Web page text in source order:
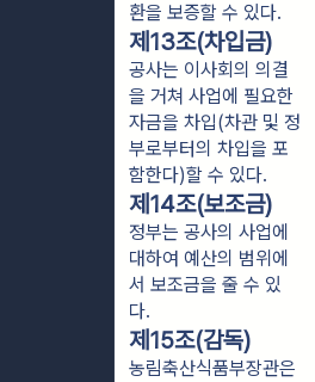
환을 보증할 수 있다.
제13조(차입금)
공사는 이사회의 의결
을 거쳐 사업에 필요한
자금을 차입(차관 및 정
부로부터의 차입을 포
함한다)할 수 있다.
제14조(보조금)
정부는 공사의 사업에
대하여 예산의 범위에
서 보조금을 줄 수 있
다.
제15조(감독)
농림축산식품부장관은